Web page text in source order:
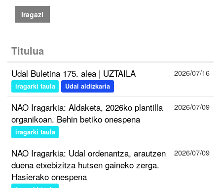
Iragazi
Titulua
Udal Buletina 175. alea | UZTAILA
iragarki taula Udal aldizkaria
2026/07/16
NAO Iragarkia: Aldaketa, 2026ko plantilla
organikoan. Behin betiko onespena
iragarki taula
2026/07/09
NAO Iragarkia: Udal ordenantza, arautzen
duena etxebizitza hutsen gaineko zerga.
Hasierako onespena
2026/07/09